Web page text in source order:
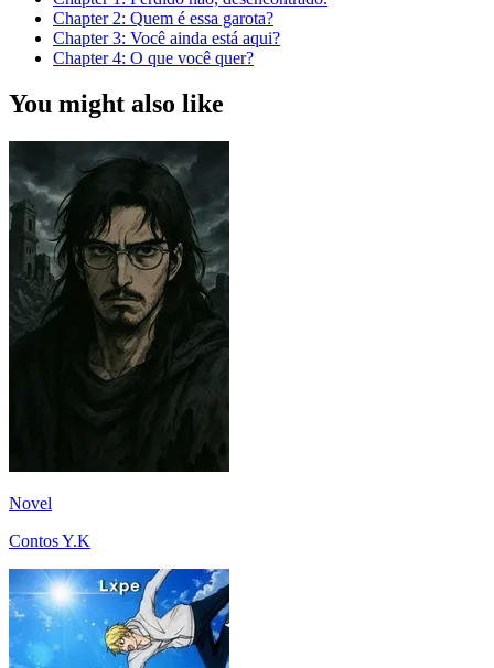
Chapter 2: Quem é essa garota?
Chapter3: Você ainda está aqui?
Chapter4: O que você quer?
You might also like
Novel
Contos Y.K